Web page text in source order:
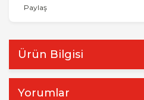
Paylaş
Ürün Bilgisi
Yorumlar